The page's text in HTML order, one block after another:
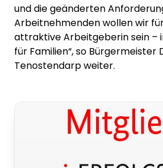
und die geänderten
Arbeitnehmenden wollen wir
attraktive Arbeitgeberin sein –
für Familien“, so Bürgermeister
Tenostendarp weiter.